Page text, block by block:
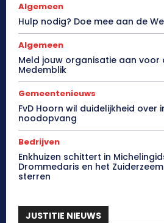
Algemeen
Hulp nodig? Doe mee aan de
Algemeen
Meld jouw organisatie aan voor
Medemblik
Gemeentenieuws
FvD Hoorn wil duidelijkheid over
noodopvang
Bedrijven
Enkhuizen schittert in
Drommedaris en het
sterren
JUSTITIE NIEUWS